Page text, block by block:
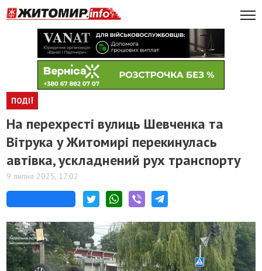
ПОДІЇ
​На перехресті вулиць Шевченка та
Вітрука у Житомирі перекинулась
автівка, ускладнений рух транспорту
9 липня 2025, 17:02